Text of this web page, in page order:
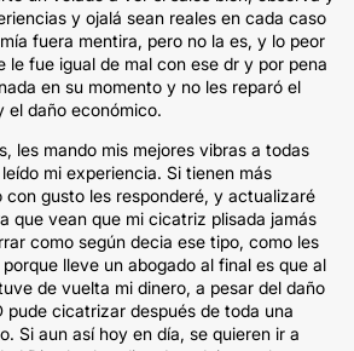
y ojalá sean reales en cada caso
fuera mentira, pero no la es, y lo peor
le fue igual de mal con ese dr y por pena
en su momento y no les reparó el
el daño económico.
les mando mis mejores vibras a todas
mi experiencia. Si tienen más
con gusto les responderé, y actualizaré
que vean que mi cicatriz plisada jamás
como según decia ese tipo, como les
lleve un abogado al final es que al
de vuelta mi dinero, a pesar del daño
pude cicatrizar después de toda una
Si aun así hoy en día, se quieren ir a